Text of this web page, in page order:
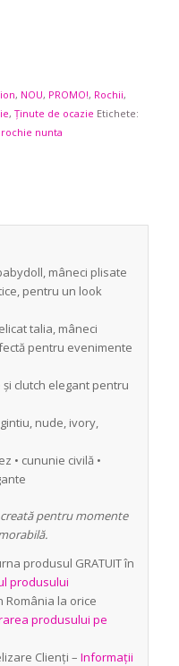
, NOU, PROMO!, Rochii,
, Ținute de ocazie Etichete:
rochie nunta
mâneci plisate
pentru un look
talia, mâneci
pentru evenimente
clutch elegant pentru
nude, ivory,
• cununie civilă •
pentru momente
produsul GRATUIT în
produsului
România la orice
produsului pe
Clienți – Informații